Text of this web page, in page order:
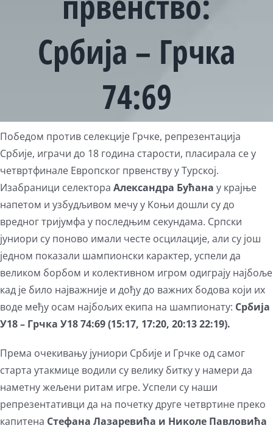
Србија – Грчка
74:69
Победом против селекције Грчке, репрезентација
Србије, играчи до 18 година старости, пласирала се у
четвртфинале Европског првенству у Турској.
Изабраници селектора Александра Бућана у крајње
напетом и узбудљивом мечу у Коњи дошли су до
вредног тријумфа у последњим секундама. Српски
јуниори су поново имали честе осцилације, али су још
једном показали шампионски карактер, успели да
великом борбом и колективном игром одиграју најбоље
кад је било најважније и дођу до важних бодова који их
воде међу осам најбољих екипа на шампионату: Србија
У18 – Грчка У18 74:69 (15:17, 17:20, 20:13 22:19).
Према очекивању јуниори Србије и Грчке од самог
старта утакмице водили су велику битку у намери да
наметну жељени ритам игре. Успели су наши
репрезентативци да на почетку друге четвртине преко
капитена Стефана Лазаревића и Николе Павловића